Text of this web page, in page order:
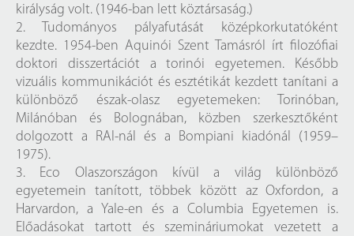
királyság volt. (1946-ban lett köztársaság.)
2. Tudományos pályafutását középkorkutatóként
kezdte. 1954-ben Aquinói Szent Tamásról írt filozófiai
doktori disszertációt a torinói egyetemen. Később
vizuális kommunikációt és esztétikát kezdett tanítani a
különböző észak-olasz egyetemeken: Torinóban,
Milánóban és Bolognában, közben szerkesztőként
dolgozott a RAI-nál és a Bompiani kiadónál (1959–
1975).
3. Eco Olaszországon kívül a világ különböző
egyetemein tanított, többek között az Oxfordon, a
Harvardon, a Yale-en és a Columbia Egyetemen is.
Előadásokat tartott és szemináriumokat vezetett a